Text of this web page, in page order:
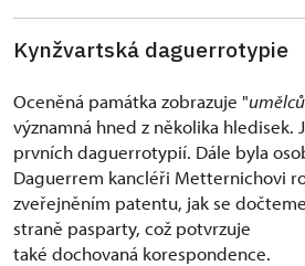
Kynžvartská daguerrotypie
Oceněná památka zobrazuje "
významná hned z několika hledisek.
prvních daguerrotypií. Dále byla
Daguerrem kancléři Metternichovi
zveřejněním patentu, jak se
straně pasparty, což potvrzuje
také dochovaná korespondence.